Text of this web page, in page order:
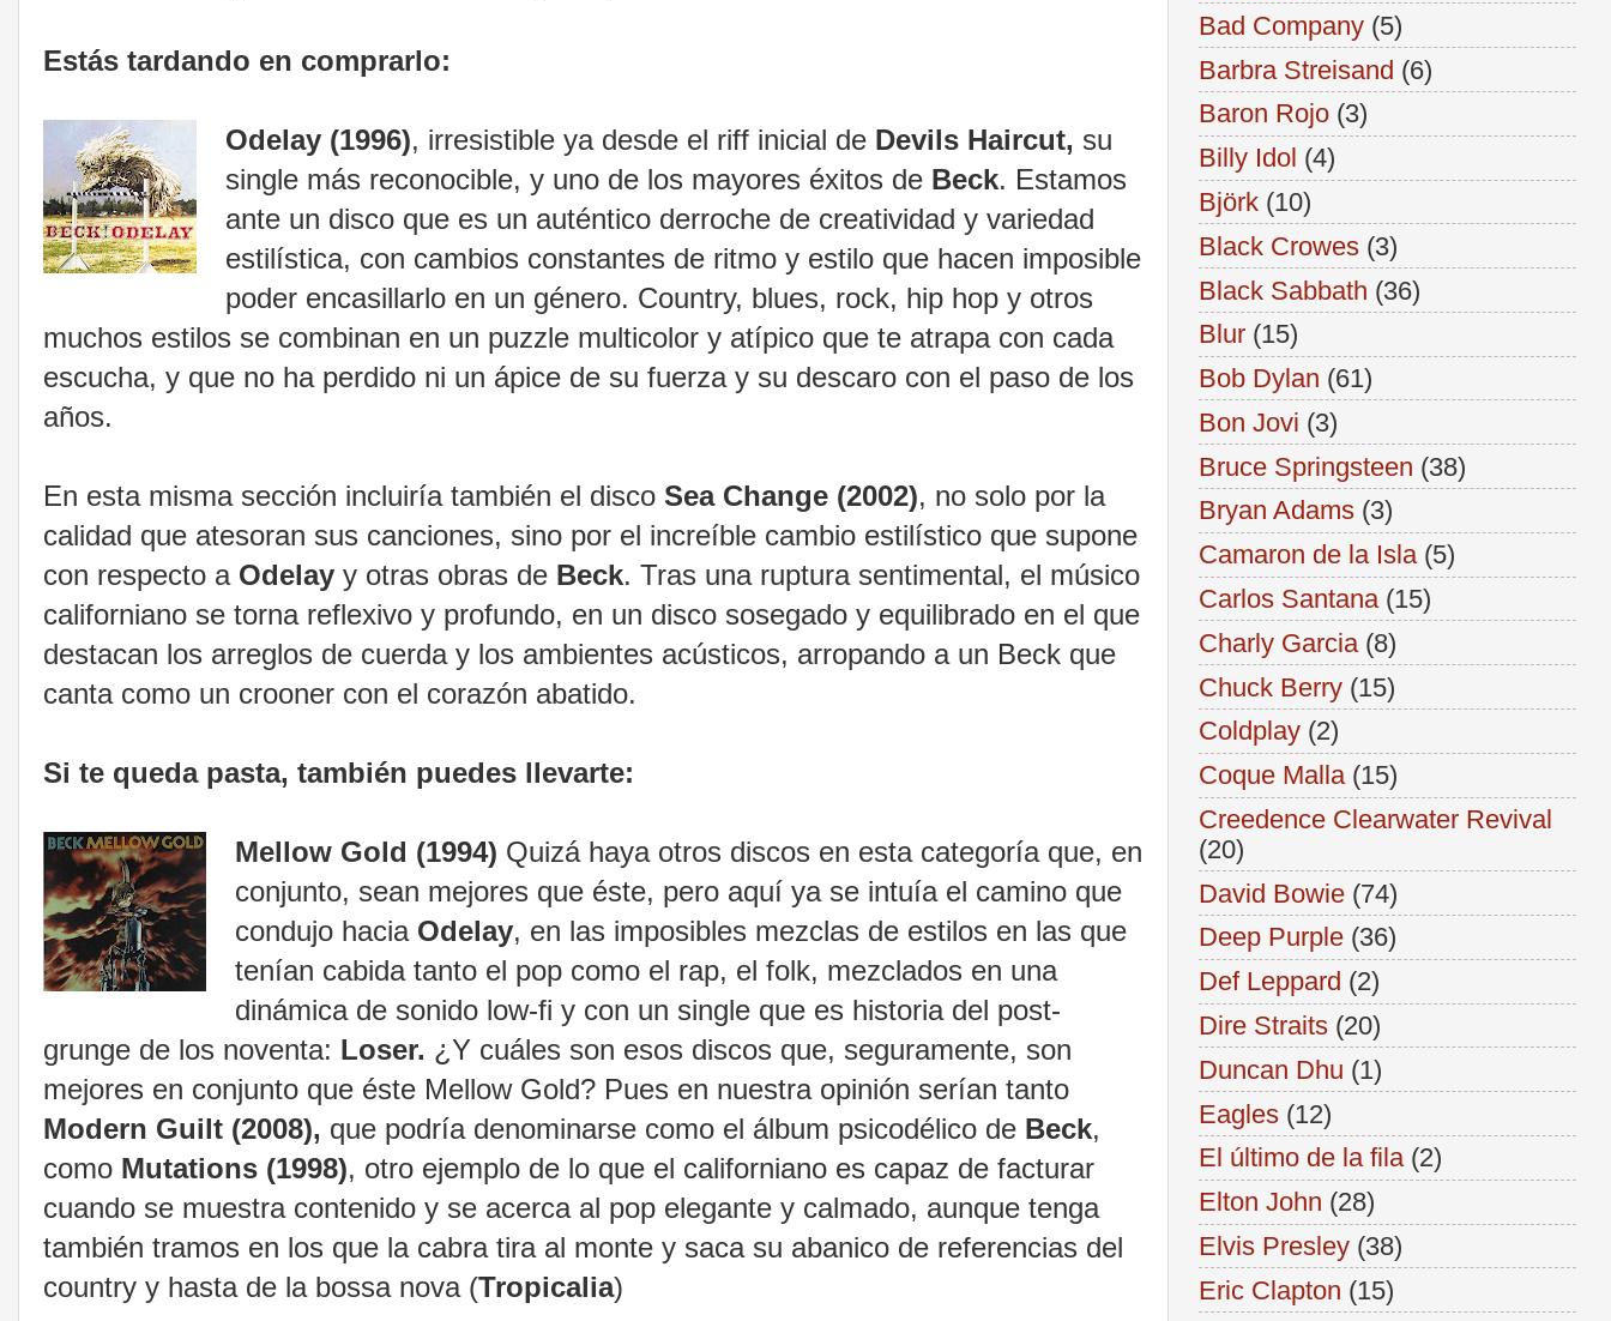
Estás tardando en comprarlo:
Odelay (1996), irresistible ya desde el riff inicial de Devils Haircut, su
single más reconocible, y uno de los mayores éxitos de Beck. Estamos
ante un disco que es un auténtico derroche de creatividad y variedad
estilística, con cambios constantes de ritmo y estilo que hacen imposible
poder encasillarlo en un género. Country, blues, rock, hip hop y otros
muchos estilos se combinan en un puzzle multicolor y atípico que te atrapa con cada
escucha, y que no ha perdido ni un ápice de su fuerza y su descaro con el paso de los
años.
En esta misma sección incluiría también el disco Sea Change (2002), no solo por la
calidad que atesoran sus canciones, sino por el increíble cambio estilístico que supone
con respecto a Odelay y otras obras de Beck. Tras una ruptura sentimental, el músico
californiano se torna reflexivo y profundo, en un disco sosegado y equilibrado en el que
destacan los arreglos de cuerda y los ambientes acústicos, arropando a un Beck que
canta como un crooner con el corazón abatido.
Si te queda pasta, también puedes llevarte:
Mellow Gold (1994) Quizá haya otros discos en esta categoría que, en
conjunto, sean mejores que éste, pero aquí ya se intuía el camino que
condujo hacia Odelay, en las imposibles mezclas de estilos en las que
tenían cabida tanto el pop como el rap, el folk, mezclados en una
dinámica de sonido low-fi y con un single que es historia del post-
grunge de los noventa: Loser. ¿Y cuáles son esos discos que, seguramente, son
mejores en conjunto que éste Mellow Gold? Pues en nuestra opinión serían tanto
Modern Guilt (2008), que podría denominarse como el álbum psicodélico de Beck,
como Mutations (1998), otro ejemplo de lo que el californiano es capaz de facturar
cuando se muestra contenido y se acerca al pop elegante y calmado, aunque tenga
también tramos en los que la cabra tira al monte y saca su abanico de referencias del
country y hasta de la bossa nova (Tropicalia)
Bad Company (5)
Barbra Streisand (6)
Baron Rojo (3)
Billy Idol (4)
Björk (10)
Black Crowes (3)
Black Sabbath (36)
Blur (15)
Bob Dylan (61)
Bon Jovi (3)
Bruce Springsteen (38)
Bryan Adams (3)
Camaron de la Isla (5)
Carlos Santana (15)
Charly Garcia (8)
Chuck Berry (15)
Coldplay (2)
Coque Malla (15)
Creedence Clearwater Revival
(20)
David Bowie (74)
Deep Purple (36)
Def Leppard (2)
Dire Straits (20)
Duncan Dhu (1)
Eagles (12)
El último de la fila (2)
Elton John (28)
Elvis Presley (38)
Eric Clapton (15)